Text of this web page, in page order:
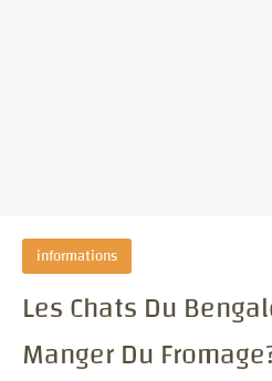
informations
Les Chats Du
Manger Du